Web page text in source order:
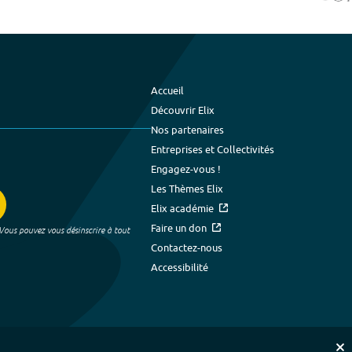
pouvez vous désinscrire à tout
Accueil
Découvrir Elix
Nos partenaires
Entreprises et Collectivités
Engagez-vous !
Les Thèmes Elix
Elix académie
Faire un don
Contactez-nous
Accessibilité